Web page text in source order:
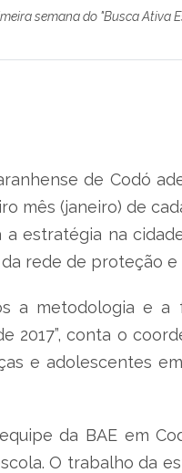
semana do "Busca Ativa
de Codó
mês (janeiro) de
a estratégia na
rede de proteção
a metodologia e a
2017”, conta o
e adolescentes
da BAE em
O trabalho da